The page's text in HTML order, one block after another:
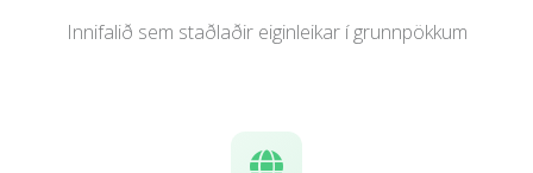
Innifalið sem staðlaðir eiginleikar í grunnpökkum